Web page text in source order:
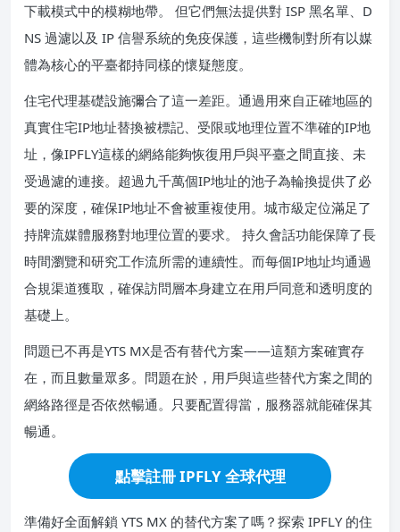
下載模式中的模糊地帶。 但它們無法提供對 ISP 黑名單、D
NS 過濾以及 IP 信譽系統的免疫保護，這些機制對所有以媒
體為核心的平臺都持同樣的懷疑態度。
住宅代理基礎設施彌合了這一差距。通過用來自正確地區的
真實住宅IP地址替換被標記、受限或地理位置不準確的IP地
址，像IPFLY這樣的網絡能夠恢復用戶與平臺之間直接、未
受過濾的連接。超過九千萬個IP地址的池子為輪換提供了必
要的深度，確保IP地址不會被重複使用。城市級定位滿足了
持牌流媒體服務對地理位置的要求。 持久會話功能保障了長
時間瀏覽和研究工作流所需的連續性。而每個IP地址均通過
合規渠道獲取，確保訪問層本身建立在用戶同意和透明度的
基礎上。
問題已不再是YTS MX是否有替代方案——這類方案確實存
在，而且數量眾多。問題在於，用戶與這些替代方案之間的
網絡路徑是否依然暢通。只要配置得當，服務器就能確保其
暢通。
點擊註冊 IPFLY 全球代理
準備好全面解鎖 YTS MX 的替代方案了嗎？探索 IPFLY 的住